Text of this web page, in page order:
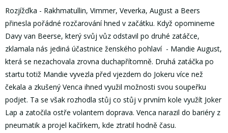
Rozjížďka - Rakhmatullin, Vimmer, Veverka, August a Beers
přinesla pořádné rozčarování hned v začátku. Když opomineme
Davy van Beerse, který svůj vůz odstavil po druhé zatáčce,
zklamala nás jediná účastnice ženského pohlaví - Mandie August,
která se nezachovala zrovna duchapřítomně. Druhá zatáčka po
startu totiž Mandie vyvezla před vjezdem do Jokeru více než
čekala a zkušený Venca ihned využil možnosti svou soupeřku
podjet. Ta se však rozhodla stůj co stůj v prvním kole využít Joker
Lap a zatočila ostře volantem doprava. Venca narazil do bariéry z
pneumatik a projel kačírkem, kde ztratil hodně času.